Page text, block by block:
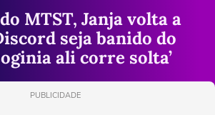
MTST, Janja volta a
seja banido do
ali corre solta’
PUBLICIDADE